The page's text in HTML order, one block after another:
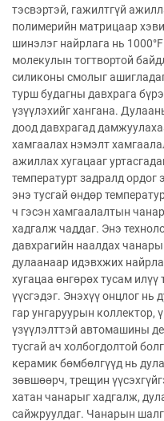
тэсвэртэй, гажилтгүй
полимерийн матрицаар
шинэлэг найрлага нь
молекулын тогтвортой
силиконы смолыг
турш будагны давхрага
үзүүлэхийг хангана.
доод давхрагад
хамгаалах нэмэлт
ажиллах хугацааг
температурт задралд ордог
энэ тусгай өндөр
ч гэсэн хамгаалалтын
хадгалж чаддаг. Энэ
давхрагийн наалдах
дулаанаар идэвхжих
хугацаа өнгөрөх тусам
үүсгэдэг. Энэхүү онцлог нь
гар унгаруурын коллектор,
үзүүлэлттэй автомашины
тусгай ач холбогдолтой
керамик бөмбөлгүүд нь
зөвшөөрч, трещин
хатан чанарыг хадгалж,
сайжруулдаг. Чанарын